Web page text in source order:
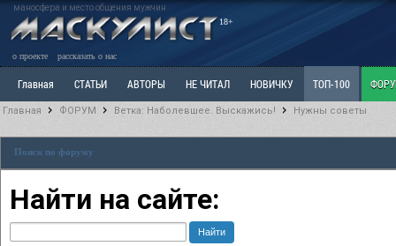
маносфера и место общения мужчин
18+
о проекте рассказать о нас
Главная СТАТЬИ АВТОРЫ НЕ ЧИТАЛ НОВИЧКУ ТОП-100
Ветка: Наболевшее. Выскажись!
РАЗДЕЛ: Разное
Главная ФОРУМ Ветка: Наболевшее. Выскажись! Нужны советы
Поиск по форуму
Найти на сайте: